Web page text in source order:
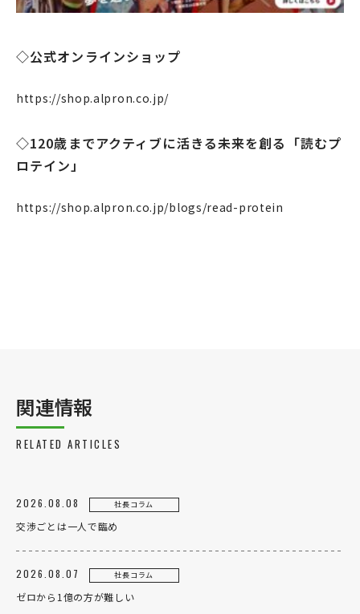
法人のお客様
◇公式オンラインショップ
https://shop.alpron.co.jp/
◇120歳までアクティブに活きる未来を創る「読むプ
ロテイン」
https://shop.alpron.co.jp/blogs/read-protein
関連情報
RELATED ARTICLES
2026.08.08 社長コラム
交渉ごとは一人で臨め
2026.08.07 社長コラム
ゼロから1億の方が難しい